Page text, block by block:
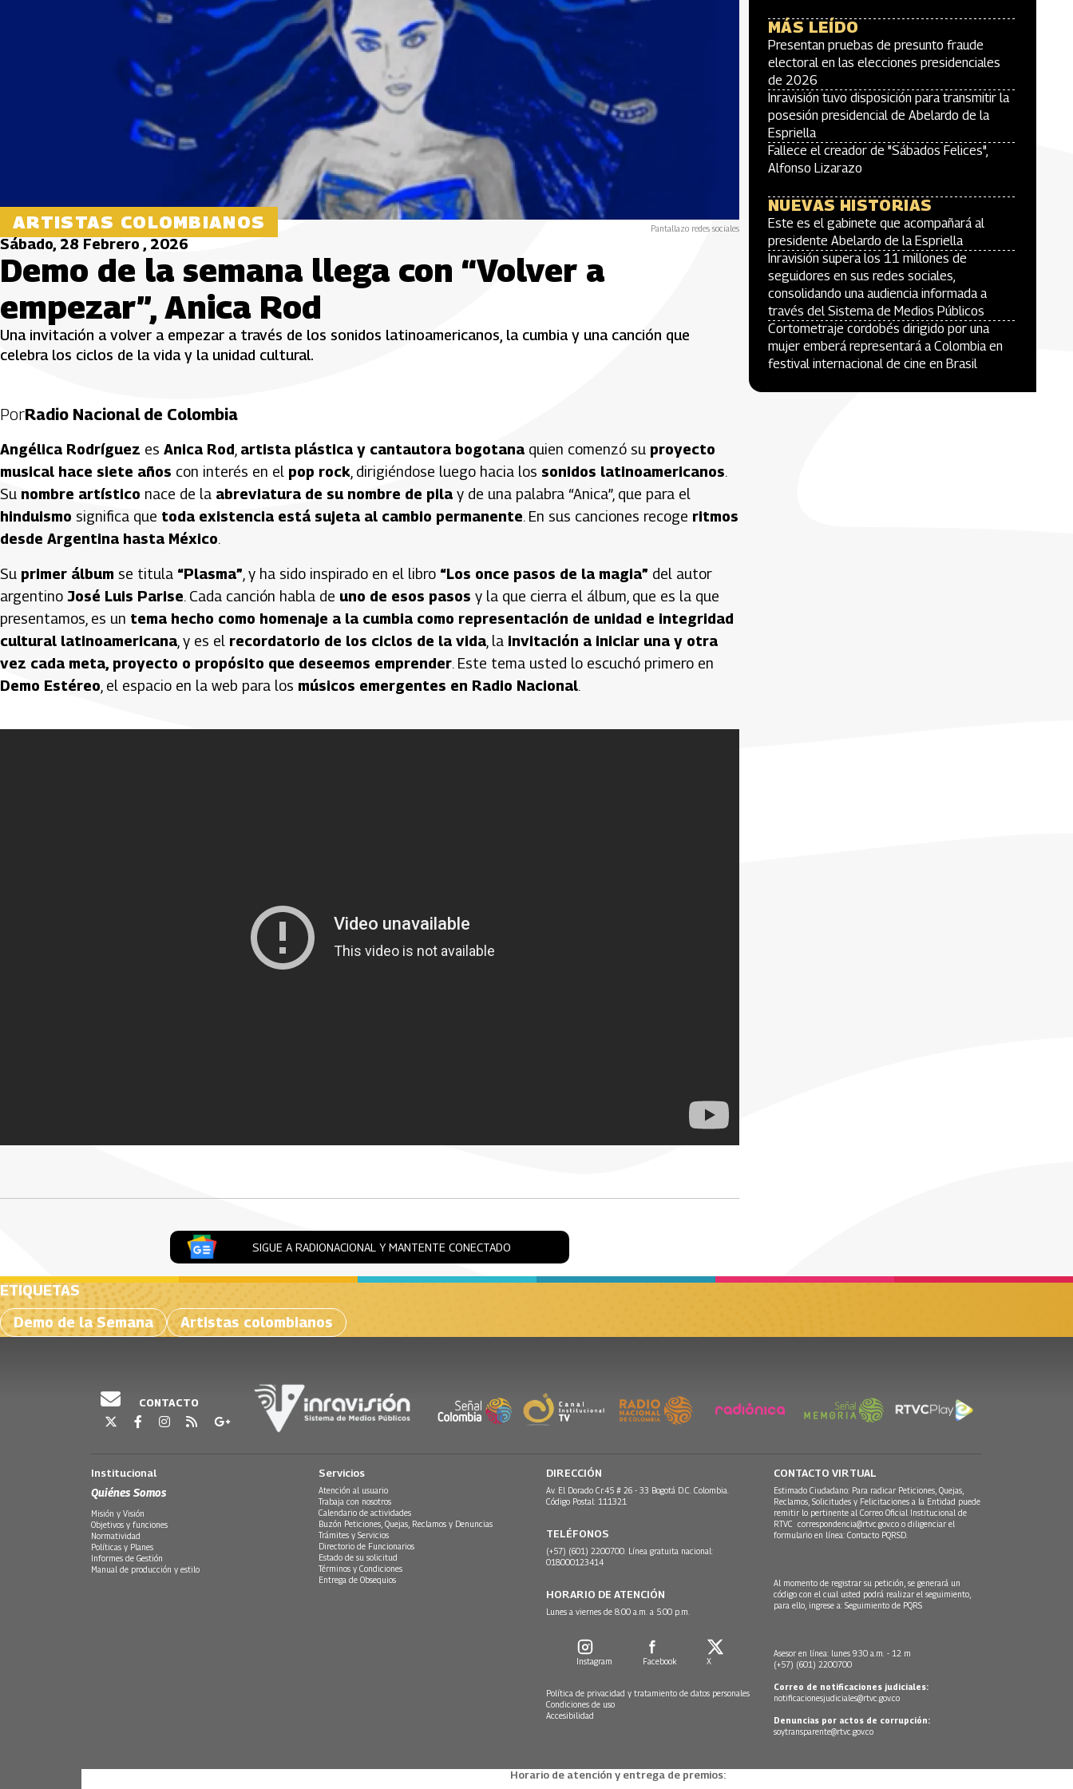
ARTISTAS COLOMBIANOS Pantallazo redes sociales
Sábado, 28 Febrero , 2026
Demo de la semana llega con “Volver a
empezar”, Anica Rod
Una invitación a volver a empezar a través de los sonidos latinoamericanos, la cumbia y una canción que
celebra los ciclos de la vida y la unidad cultural.
PorRadio Nacional de Colombia
Angélica Rodríguez es Anica Rod artista plástica y cantautora bogotana quien comenzó su proyecto
musical hace siete años con interés en el pop rock , dirigiéndose luego hacia los sonidos latinoamericanos.
Su nombre artístico nace de la abreviatura de su nombre de pila y de una palabra “Anica”, que para el
hinduismo significa que toda existencia está sujeta al cambio permanente. En sus canciones recoge ritmos
desde Argentina hasta México.
Su primer álbum se titula “Plasma” , y ha sido inspirado en el libro “Los once pasos de la magia” del autor
argentino José Luis Parise. Cada canción habla de uno de esos pasos y la que cierra el álbum, que es la que
presentamos, es un tema hecho como homenaje a la cumbia como representación de unidad e integridad
cultural latinoamericana , y es el recordatorio de los ciclos de la vida , la invitación a iniciar una y otra
vez cada meta, proyecto o propósito que deseemos emprender. Este tema usted lo escuchó primero en
Demo Estéreo , el espacio en la web para los músicos emergentes en Radio Nacional.
SIGUE A RADIONACIONAL Y MANTENTE CONECTADO
MÁS LEÍDO
Presentan pruebas de presunto fraude
electoral en las elecciones presidenciales
de 2026
Inravisión tuvo disposición para transmitir la
posesión presidencial de Abelardo de la
Espriella
Fallece el creador de "Sábados Felices",
Alfonso Lizarazo
NUEVAS HISTORIAS
Este es el gabinete que acompañará al
presidente Abelardo de la Espriella
Inravisión supera los 11 millones de
seguidores en sus redes sociales,
consolidando una audiencia informada a
través del Sistema de Medios Públicos
Cortometraje cordobés dirigido por una
mujer emberá representará a Colombia en
festival internacional de cine en Brasil
ETIQUETAS
Demo de la Semana
Artistas colombianos
CONTACTO
Institucional
Quiénes Somos
Misión y Visión
Objetivos y funciones
Normatividad
Políticas y Planes
Informes de Gestión
Manual de producción y estilo
Servicios
Atención al usuario
Trabaja con nosotros
Calendario de actividades
Buzón Peticiones, Quejas, Reclamos y Denuncias
Trámites y Servicios
Directorio de Funcionarios
Estado de su solicitud
Términos y Condiciones
Entrega de Obsequios
DIRECCIÓN
Av. El Dorado Cr.45 # 26 - 33 Bogotá D.C. Colombia.
Código Postal: 111321
TELÉFONOS
(+57) (601) 2200700. Línea gratuita nacional:
018000123414
HORARIO DE ATENCIÓN
Lunes a viernes de 8:00 a.m. a 5:00 p.m.
Instagram Facebook X
Política de privacidad y tratamiento de datos personales
Condiciones de uso
Accesibilidad
CONTACTO VIRTUAL
Estimado Ciudadano: Para radicar Peticiones, Quejas,
Reclamos, Solicitudes y Felicitaciones a la Entidad puede
remitir lo pertinente al Correo Oficial Institucional de
RTVC correspondencia@rtvc.gov.co o diligenciar el
formulario en línea: Contacto PQRSD.
Al momento de registrar su petición, se generará un
código con el cual usted podrá realizar el seguimiento,
para ello, ingrese a: Seguimiento de PQRS
Asesor en línea: lunes 9:30 a.m. - 12 m
(+57) (601) 2200700
Correo de notificaciones judiciales:
notificacionesjudiciales@rtvc.gov.co
Denuncias por actos de corrupción:
soytransparente@rtvc.gov.co
Horario de atención y entrega de premios: